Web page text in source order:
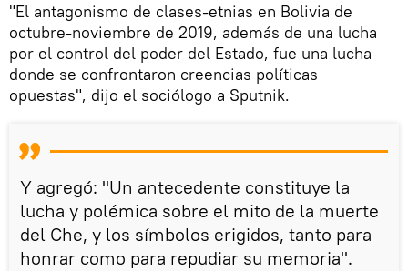
"El antagonismo de clases-etnias en Bolivia de
octubre-noviembre de 2019, además de una lucha
por el control del poder del Estado, fue una lucha
donde se confrontaron creencias políticas
opuestas", dijo el sociólogo a Sputnik.
Y agregó: "Un antecedente constituye la
lucha y polémica sobre el mito de la muerte
del Che, y los símbolos erigidos, tanto para
honrar como para repudiar su memoria".